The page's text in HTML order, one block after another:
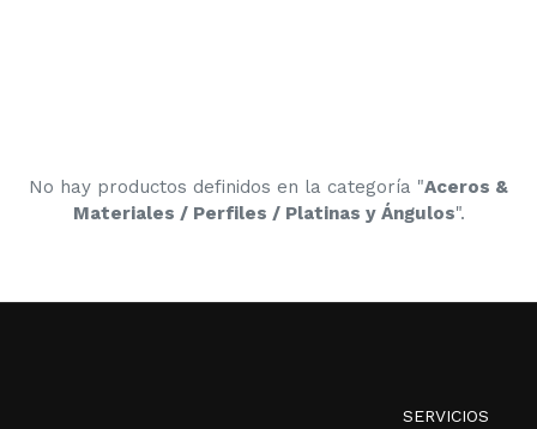
No hay productos definidos en la categoría "Aceros &
Materiales / Perfiles / Platinas y Ángulos".
SERVICIOS